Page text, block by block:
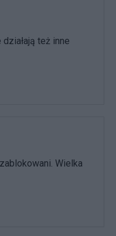
też inne
Wielka